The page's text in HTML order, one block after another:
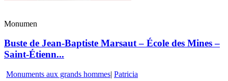
Monumen
Buste de Jean-Baptiste Marsaut – École des Mines –
Saint-Étienn...
Monuments aux grands hommes| Patricia